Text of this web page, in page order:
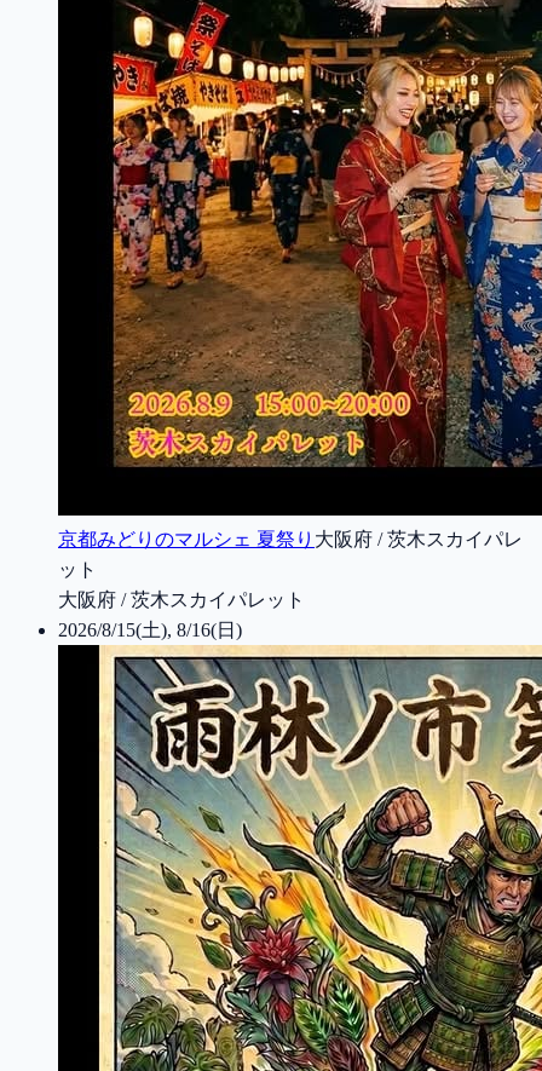
京都みどりのマルシェ 夏祭り 大阪府 / 茨木スカイパレ
ット
大阪府 / 茨木スカイパレット
2026/8/15(土), 8/16(日)